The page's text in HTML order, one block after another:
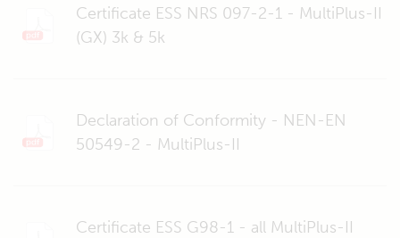
Certificate ESS NRS 097-2-1 - MultiPlus-II
(GX) 3k & 5k
Declaration of Conformity - NEN-EN
50549-2 - MultiPlus-II
Certificate ESS G98-1 - all MultiPlus-II